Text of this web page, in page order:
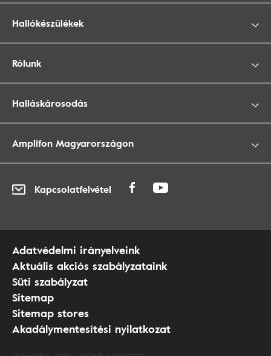
Hallókészülékek
Rólunk
Halláskárosodás
Amplifon Magyarországon
Kapcsolatfelvétel
Adatvédelmi irányelveink
Aktuális akciós szabályzataink
Süti szabályzat
Sitemap
Sitemap stores
Akadálymentesítési nyilatkozat